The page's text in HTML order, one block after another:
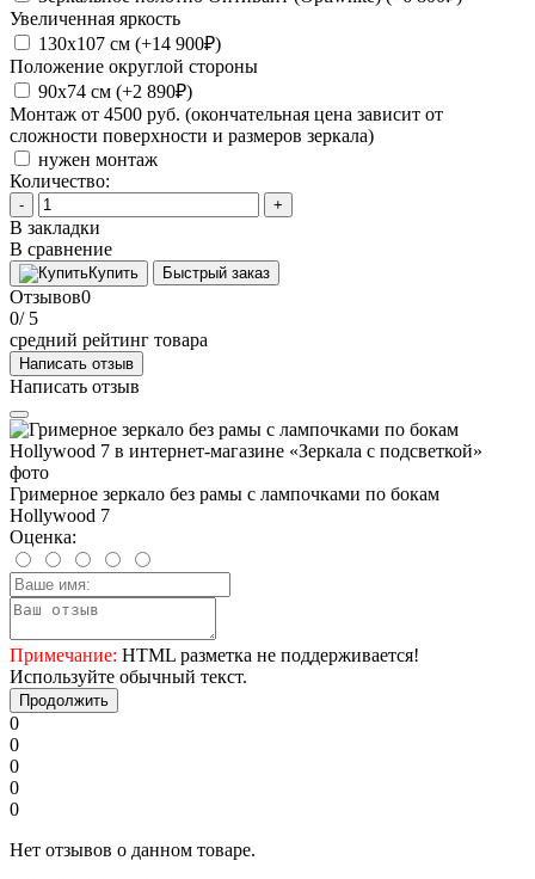
Увеличенная яркость
130х107 см (+14 900₽)
Положение округлой стороны
90х74 см (+2 890₽)
Монтаж от 4500 руб. (окончательная цена зависит от
сложности поверхности и размеров зеркала)
нужен монтаж
Количество:
- +
В закладки
В сравнение
Купить Быстрый заказ
Отзывов0
0/ 5
средний рейтинг товара
Написать отзыв
Написать отзыв
Гримерное зеркало без рамы с лампочками по бокам
Hollywood 7
Оценка:
Примечание: HTML разметка не поддерживается!
Используйте обычный текст.
Продолжить
0
0
0
0
0
Нет отзывов о данном товаре.